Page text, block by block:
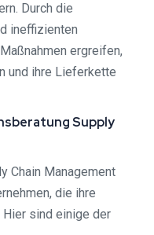
Durch die
ineffizienten
ergreifen,
und ihre Lieferkette
Supply
Chain Management
die ihre
sind einige der